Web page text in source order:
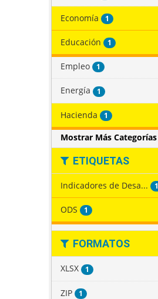
Economía 1
Educación 1
Empleo 1
Energía 1
Hacienda 1
Mostrar Más Categorías
ETIQUETAS
Indicadores de Desa... 1
ODS 1
FORMATOS
XLSX 1
ZIP 1